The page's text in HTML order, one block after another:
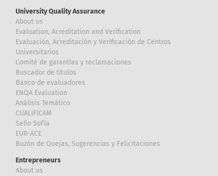
University Quality Assurance
About us
Evaluation, Acreditation and Verification
Evaluación, Acreditación y Verificación de Centros
Universitarios
Comité de garantías y reclamaciones
Buscador de títulos
Banco de evaluadores
ENQA Evaluation
Análisis Temático
CUALIFICAM
Sello Sofía
EUR-ACE
Buzón de Quejas, Sugerencias y Felicitaciones
Entrepreneurs
About us